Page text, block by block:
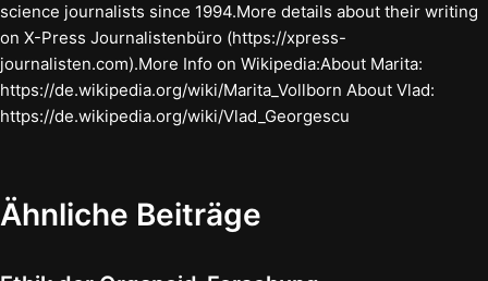
science journalists since 1994.More details about their writing
on X-Press Journalistenbüro (https://xpress-
journalisten.com).More Info on Wikipedia:About Marita:
https://de.wikipedia.org/wiki/Marita_Vollborn About Vlad:
https://de.wikipedia.org/wiki/Vlad_Georgescu
Ähnliche Beiträge